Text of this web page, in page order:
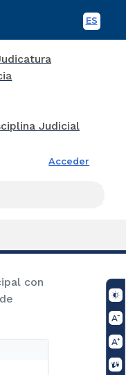
ES
Acceder
con